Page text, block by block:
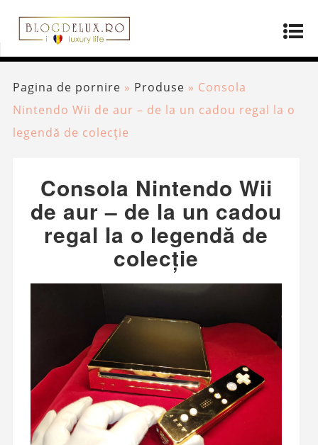
Pagina de pornire » Produse » Consola
Nintendo Wii de aur – de la un cadou regal la o
legendă de colecție
Consola Nintendo Wii
de aur – de la un cadou
regal la o legendă de
colecție